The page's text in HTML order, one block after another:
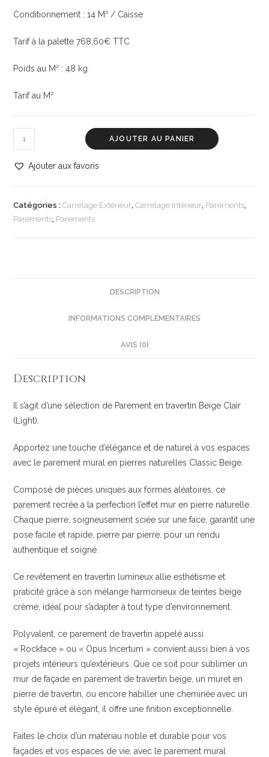
Conditionnement : 14 M² / Caisse
Tarif à la palette 768,60€ TTC
Poids au M² : 48 kg
Tarif au M²
AJOUTER AU PANIER
Ajouter aux favoris
Catégories :Carrelage Extérieur,Carrelage Intérieur, Parements,
Parements, Parements
DESCRIPTION
INFORMATIONS COMPLÉMENTAIRES
AVIS (0)
Description
Il s’agit d’une sélection de Parement en travertin Beige Clair
(Light).
Apportez une touche d’élégance et de naturel à vos espaces
avec le parement mural en pierres naturelles Classic Beige.
Composé de pièces uniques aux formes aléatoires, ce
parement recrée à la perfection l’effet mur en pierre naturelle.
Chaque pierre, soigneusement sciée sur une face, garantit une
pose facile et rapide, pierre par pierre, pour un rendu
authentique et soigné.
Ce revêtement en travertin lumineux allie esthétisme et
praticité grâce à son mélange harmonieux de teintes beige
crème, idéal pour s’adapter à tout type d’environnement.
Polyvalent, ce parement de travertin appelé aussi
« Rockface » ou « Opus Incertum » convient aussi bien à vos
projets intérieurs qu’extérieurs. Que ce soit pour sublimer un
mur de façade en parement de travertin beige, un muret en
pierre de travertin, ou encore habiller une cheminée avec un
style épuré et élégant, il offre une finition exceptionnelle.
Faites le choix d’un matériau noble et durable pour vos
façades et vos espaces de vie, avec le parement mural